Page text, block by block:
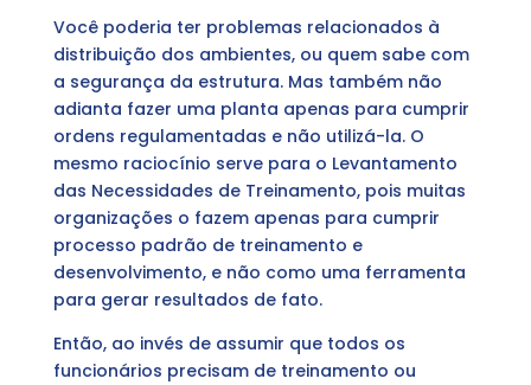
Você poderia ter problemas relacionados à
distribuição dos ambientes, ou quem sabe com
a segurança da estrutura. Mas também não
adianta fazer uma planta apenas para cumprir
ordens regulamentadas e não utilizá-la. O
mesmo raciocínio serve para o Levantamento
das Necessidades de Treinamento, pois muitas
organizações o fazem apenas para cumprir
processo padrão de treinamento e
desenvolvimento, e não como uma ferramenta
para gerar resultados de fato.
Então, ao invés de assumir que todos os
funcionários precisam de treinamento ou